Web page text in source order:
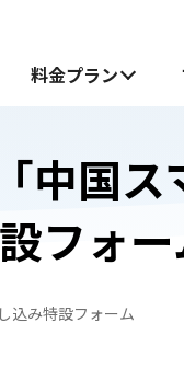
ォーム
料金プラン
イルプラン
中国
フォー
込み特設フォーム